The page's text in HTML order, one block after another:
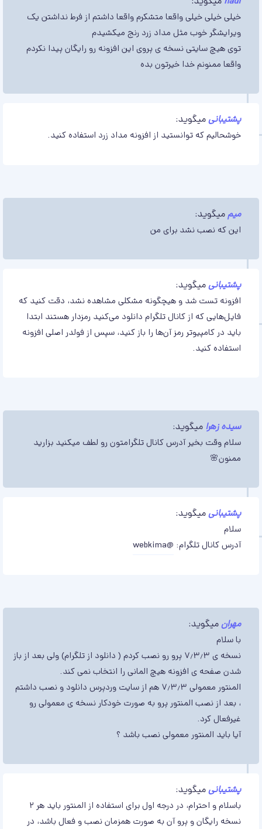
خیلی خیلی خیلی واقعا متشکرم واقعا داشتم از فرط نداشتن یک
ویرایشگر خوب مثل مداد زرد رنج میکشیدم
توی هیچ سایتی نسخه ی پروی این افزونه رو رایگان پیدا نکردم
واقعا ممنونم خدا خیرتون بده
پشتیبانیمیگوید:
خوشحالیم که توانستید از افزونه مداد زرد استفاده کنید.
میممیگوید:
این که نصب نشد برای من
پشتیبانیمیگوید:
افزونه تست شد و هیچگونه مشکلی مشاهده نشد، دقت کنید که
فایل‌هایی که از کانال تلگرام دانلود می‌کنید رمزدار هستند ابتدا
باید در کامپیوتر رمز آن‌ها را باز کنید، سپس از فولدر اصلی افزونه
استفاده کنید.
سیده زهرا میگوید:
سلام وقت بخیر آدرس کانال تلگرامتون رو لطف میکنید بزارید
ممنون🌸
پشتیبانیمیگوید:
سلام
آدرس کانال تلگرام: @webkima
مهرانمیگوید:
با سلام
نسخه ی ۷٫۳٫۳ پرو رو نصب کردم ( دانلود از تلگرام) ولی بعد از باز
شدن صفحه ی افزونه هیچ المانی را انتخاب نمی کند.
المنتور معمولی ۷٫۳٫۳ هم از سایت وردپرس دانلود و نصب داشتم
، بعد از نصب المنتور پرو به صورت خودکار نسخه ی معمولی رو
غیرفعال کرد.
آیا باید المنتور معمولی نصب باشد ؟
پشتیبانیمیگوید:
باسلام و احترام، در درجه اول برای استفاده از المنتور باید هر ۲
نسخه رایگان و پرو آن به صورت همزمان نصب و فعال باشد، در